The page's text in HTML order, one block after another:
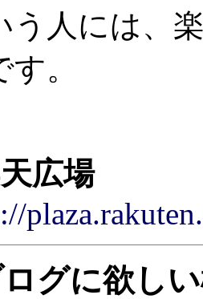
う人には、
す。
広場
グに欲し